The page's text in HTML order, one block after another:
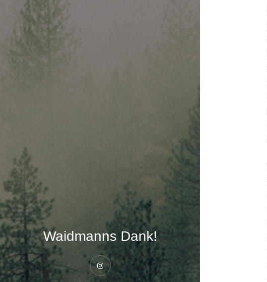
Waidmanns Dank!
Instagram